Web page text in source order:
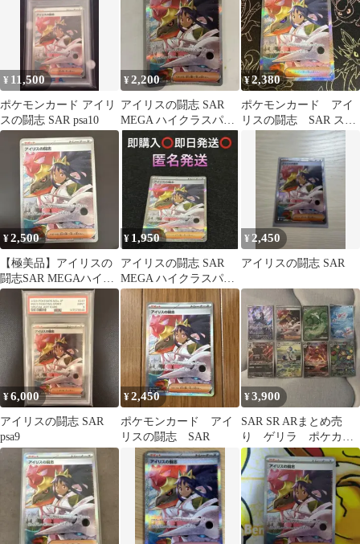
¥ 11,500
ポケモンカード アイリ
スの闘志 SAR psa10
¥2,200
アイリスの闘志 SAR
MEGA ハイクラスパッ
ク MEGAドリームex キ
ラ…
¥2,380
ポケモンカード アイ
リスの闘志 SAR スペ
シャルアートレア ポ
¥2,500
【極美品】アイリスの
闘志SAR MEGAハイク
ラスパックMEGAドリ
ームex24
¥ 1,950
アイリスの闘志 SAR
MEGA ハイクラスパッ
ク MEGAドリームex
¥2,450
アイリスの闘志 SAR
¥6,000
アイリスの闘志 SAR
psa9
¥2,450
ポケモンカード アイ
リスの闘志 SAR
¥3,900
SAR SR ARまとめ売
り ゲリラ ポケカ
早い者勝ち 引退品